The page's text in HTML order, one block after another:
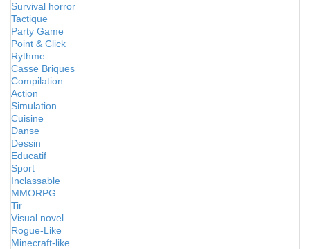
Survival horror
Tactique
Party Game
Point & Click
Rythme
Casse Briques
Compilation
Action
Simulation
Cuisine
Danse
Dessin
Educatif
Sport
Inclassable
MMORPG
Tir
Visual novel
Rogue-Like
Minecraft-like